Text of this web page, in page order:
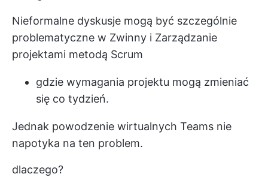
Nieformalne dyskusje mogą być szczególnie
problematyczne w Zwinny i Zarządzanie
projektami metodą Scrum
gdzie wymagania projektu mogą zmieniać
się co tydzień.
Jednak powodzenie wirtualnych Teams nie
napotyka na ten problem.
dlaczego?